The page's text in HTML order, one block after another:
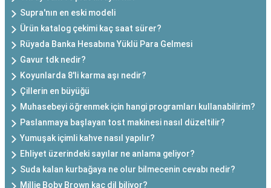
Supra'nın en eski modeli
Ürün katalog çekimi kaç saat sürer?
Rüyada Banka Hesabına Yüklü Para Gelmesi
Gavur tdk nedir?
Koyunlarda 8'li karma aşı nedir?
Çillerin en büyüğü
Muhasebeyi öğrenmek için hangi programları kullanabilirim?
Paslanmaya başlayan tost makinesi nasıl düzeltilir?
Yumuşak içimli kahve nasıl yapılır?
Ehliyet üzerindeki sayılar ne anlama geliyor?
Suda kalan kurbağaya ne olur bilmecenin cevabı nedir?
Millie Boby Brown kaç dil biliyor?